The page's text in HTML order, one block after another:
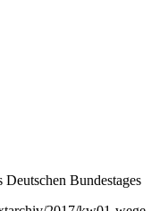
Bundestages